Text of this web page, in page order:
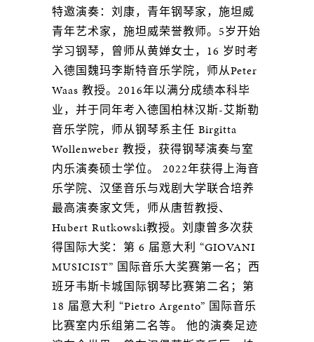
特邀演奏：刘康，青年钢琴家，施坦威
青年艺术家，施坦威荣誉教师。5岁开始
学习钢琴，曾师从黄婵女士，16 岁时考
入德国魏玛李斯特音乐学院，师从Peter
Waas 教授。2016年以满分成绩本科毕
业，并于同年考入德国柏林汉斯-艾斯勒
音乐学院，师从钢琴系主任 Birgitta
Wollenweber 教授，获得钢琴演奏与室
内乐演奏硕士学位。 2022年获得上海音
乐学院、汉堡音乐与戏剧大学联合培养
最高演奏家文凭，师从唐哲教授、
Hubert Rutkowski教授。刘康曾多次获
得国际大奖：第 6 届意大利 “GIOVANI
MUSICIST” 国际音乐大奖赛第一名；西
班牙韦斯卡城国际钢琴比赛第二名；第
18 届意大利 “Pietro Argento” 国际音乐
比赛室内乐组第二名等。 他的演奏足迹